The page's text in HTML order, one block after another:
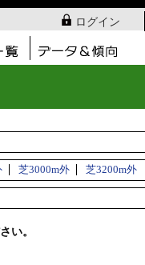
ログイン
芝3000m外 芝3200m外
い。